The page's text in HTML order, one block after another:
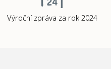
Výroční zpráva za rok 2024